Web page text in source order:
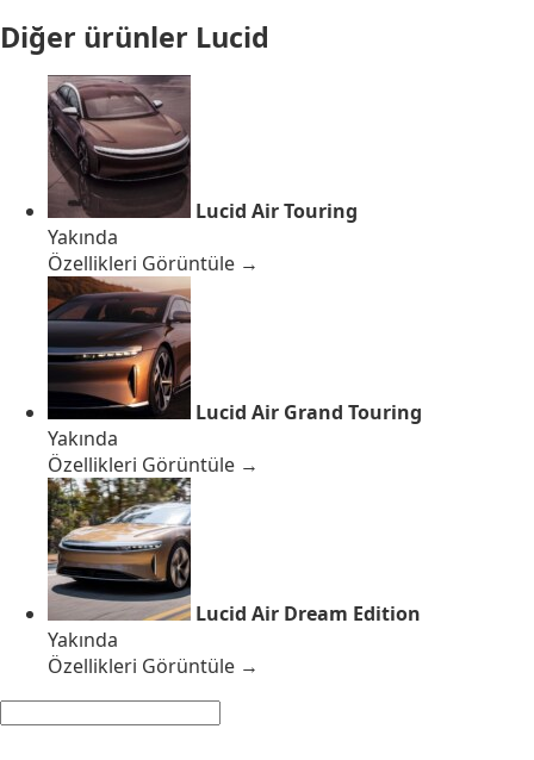
Diğer ürünler Lucid
Lucid Air Touring
Yakında
Özellikleri Görüntüle →
Lucid Air Grand Touring
Yakında
Özellikleri Görüntüle →
Lucid Air Dream Edition
Yakında
Özellikleri Görüntüle →